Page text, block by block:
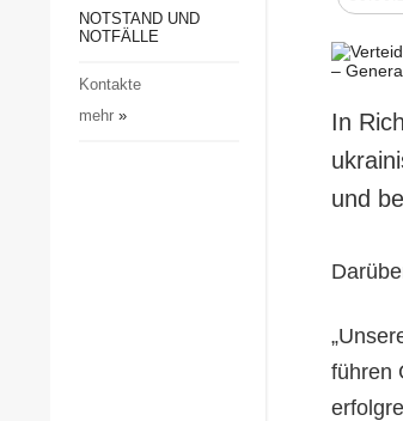
Gesellschaft und Kultur
Notstand und Notfälle
NOTSTAND UND
NOTFÄLLE
Kontakte
mehr»
In
und
führen